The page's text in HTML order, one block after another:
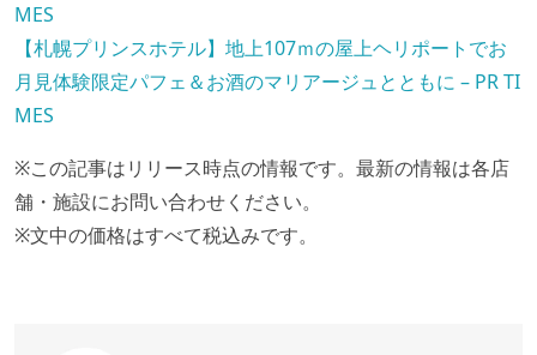
MES
【札幌プリンスホテル】地上107ｍの屋上ヘリポートでお
月見体験限定パフェ＆お酒のマリアージュとともに – PR TI
MES
※この記事はリリース時点の情報です。最新の情報は各店
舗・施設にお問い合わせください。
※文中の価格はすべて税込みです。